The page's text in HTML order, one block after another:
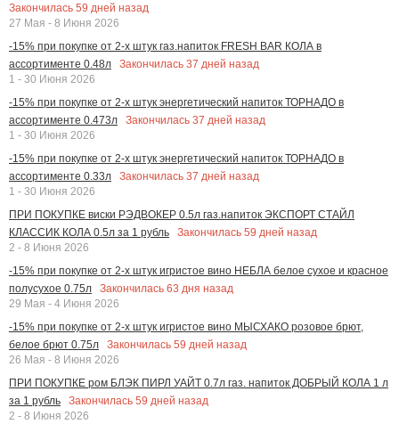
Закончилась 59 дней назад
27 Мая - 8 Июня 2026
-15% при покупке от 2-х штук газ.напиток FRESH BAR КОЛА в
ассортименте 0.48л
Закончилась 37 дней назад
1 - 30 Июня 2026
-15% при покупке от 2-х штук энергетический напиток ТОРНАДО в
ассортименте 0.473л
Закончилась 37 дней назад
1 - 30 Июня 2026
-15% при покупке от 2-х штук энергетический напиток ТОРНАДО в
ассортименте 0.33л
Закончилась 37 дней назад
1 - 30 Июня 2026
ПРИ ПОКУПКЕ виски РЭДВОКЕР 0.5л газ.напиток ЭКСПОРТ СТАЙЛ
КЛАССИК КОЛА 0.5л за 1 рубль
Закончилась 59 дней назад
2 - 8 Июня 2026
-15% при покупке от 2-х штук игристое вино НЕБЛА белое сухое и красное
полусухое 0.75л
Закончилась 63 дня назад
29 Мая - 4 Июня 2026
-15% при покупке от 2-х штук игристое вино МЫСХАКО розовое брют,
белое брют 0.75л
Закончилась 59 дней назад
26 Мая - 8 Июня 2026
ПРИ ПОКУПКЕ ром БЛЭК ПИРЛ УАЙТ 0.7л газ. напиток ДОБРЫЙ КОЛА 1 л
за 1 рубль
Закончилась 59 дней назад
2 - 8 Июня 2026